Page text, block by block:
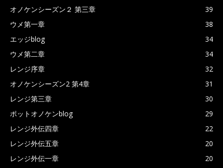
オノケンシーズン２ 第三章
39
ウメ第一章
38
エッジblog
34
ウメ第二章
34
レンジ序章
32
オノケンシーズン2 第4章
31
レンジ第三章
30
ポットオノケンblog
29
レンジ外伝四章
22
レンジ外伝五章
20
レンジ外伝一章
20